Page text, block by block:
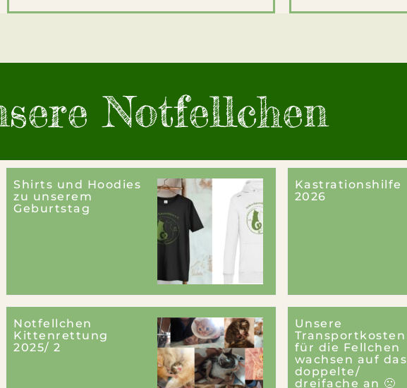
Not­fellchen
Shirts und Hoodies
zu unserem
Geburtstag
Kastrationshilfe
2026
Notfellchen
Kittenrettung
2025/ 2
Unsere
Transportkosten
für die Fellchen
wachsen auf das
doppelte/
dreifache an 🙁